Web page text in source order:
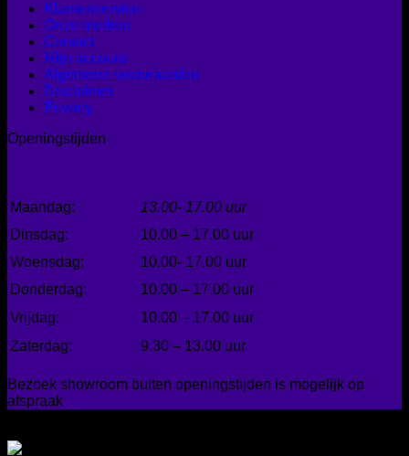
Klantenservice
Onze merken
Contact
Mijn account
Algemene voorwaarden
Disclaimer
Privacy
Openingstijden
Maandag:
13.00- 17.00 uur
Dinsdag:
10.00 – 17.00 uur
Woensdag:
10.00- 17.00 uur
Donderdag:
10.00 – 17.00 uur
Vrijdag:
10.00 – 17.00 uur
Zaterdag:
9.30 – 13.00 uur
Bezoek showroom buiten openingstijden is mogelijk op
afspraak